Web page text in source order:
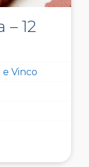
– 12
e Vinco